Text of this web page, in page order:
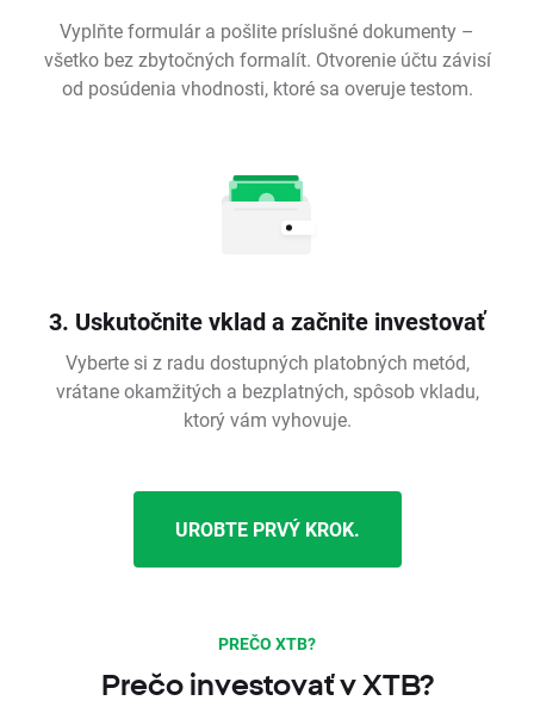
Vyplňte formulár a pošlite príslušné dokumenty –
všetko bez zbytočných formalít. Otvorenie účtu závisí
od posúdenia vhodnosti, ktoré sa overuje testom.
3. Uskutočnite vklad a začnite investovať
Vyberte si z radu dostupných platobných metód,
vrátane okamžitých a bezplatných, spôsob vkladu,
ktorý vám vyhovuje.
UROBTE PRVÝ KROK.
PREČO XTB?
Prečo investovať v XTB?